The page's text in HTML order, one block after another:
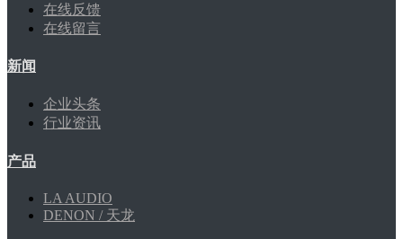
在线反馈
在线留言
新闻
企业头条
行业资讯
产品
LA AUDIO
DENON / 天龙